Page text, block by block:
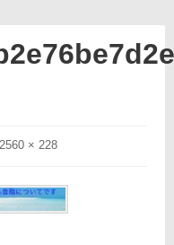
フ
イ
ズ
2560 × 228